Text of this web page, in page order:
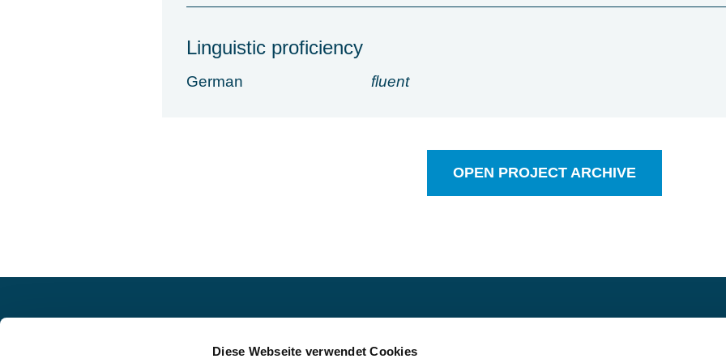
Diese Webseite verwendet Cookies
Linguistic proficiency
German fluent
OPEN PROJECT ARCHIVE
interim-x.comis the independent marketplace for